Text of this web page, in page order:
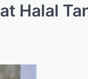
Halal